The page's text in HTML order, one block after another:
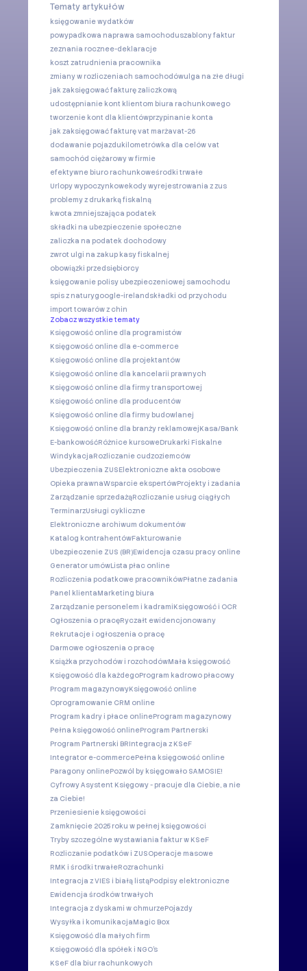
Tematy artykułów
księgowanie wydatków
powypadkowa naprawa samochoduszablony faktur
zeznania rocznee-deklaracje
koszt zatrudnienia pracownika
zmiany w rozliczeniach samochodówulga na złe długi
jak zaksięgować fakturę zaliczkową
udostępnianie kont klientom biura rachunkowego
tworzenie kont dla klientówprzypinanie konta
jak zaksięgować fakturę vat marżavat-26
dodawanie pojazdukilometrówka dla celów vat
samochód ciężarowy w firmie
efektywne biuro rachunkoweśrodki trwałe
Urlopy wypoczynkowekody wyrejestrowania z zus
problemy z drukarką fiskalną
kwota zmniejszająca podatek
składki na ubezpieczenie społeczne
zaliczka na podatek dochodowy
zwrot ulgi na zakup kasy fiskalnej
obowiązki przedsiębiorcy
księgowanie polisy ubezpieczeniowej samochodu
spis z naturygoogle-irelandskładki od przychodu
import towarów z chin
Zobacz wszystkie tematy
Księgowość online dla programistów
Księgowość online dla e-commerce
Księgowość online dla projektantów
Księgowość online dla kancelarii prawnych
Księgowość online dla firmy transportowej
Księgowość online dla producentów
Księgowość online dla firmy budowlanej
Księgowość online dla branży reklamowejKasa/Bank
E-bankowośćRóżnice kursoweDrukarki Fiskalne
WindykacjaRozliczanie cudzoziemców
Ubezpieczenia ZUSElektroniczne akta osobowe
Opieka prawnaWsparcie ekspertówProjekty i zadania
Zarządzanie sprzedażąRozliczanie usług ciągłych
TerminarzUsługi cykliczne
Elektroniczne archiwum dokumentów
Katalog kontrahentówFakturowanie
Ubezpieczenie ZUS (BR)Ewidencja czasu pracy online
Generator umówLista płac online
Rozliczenia podatkowe pracownikówPłatne zadania
Panel klientaMarketing biura
Zarządzanie personelem i kadramiKsięgowość i OCR
Ogłoszenia o pracęRyczałt ewidencjonowany
Rekrutacje i ogłoszenia o pracę
Darmowe ogłoszenia o pracę
Książka przychodów i rozchodówMała księgowość
Księgowość dla każdegoProgram kadrowo płacowy
Program magazynowyKsięgowość online
Oprogramowanie CRM online
Program kadry i płace onlineProgram magazynowy
Pełna księgowość onlineProgram Partnerski
Program Partnerski BRIntegracja z KSeF
Integrator e-commercePełna księgowość online
Paragony onlinePozwól by księgowało SAMOSIE!
Cyfrowy Asystent Księgowy - pracuje dla Ciebie, a nie
za Ciebie!
Przeniesienie księgowości
Zamknięcie 2025 roku w pełnej księgowości
Tryby szczególne wystawiania faktur w KSeF
Rozliczanie podatków i ZUSOperacje masowe
RMK i środki trwałeRozrachunki
Integracja z VIES i białą listąPodpisy elektroniczne
Ewidencja środków trwałych
Integracja z dyskami w chmurzePojazdy
Wysyłka i komunikacjaMagic Box
Księgowość dla małych firm
Księgowość dla spółek i NGO's
KSeF dla biur rachunkowych